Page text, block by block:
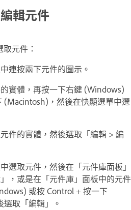
輯元件
元件：
連按兩下元件的圖示。
實體，再按一下右鍵 (Windows)
(Macintosh)，然後在快顯選單中選
件的實體，然後選取「編輯 > 編
選取元件，然後在「元件庫面板」
，或是在「元件庫」面板中的元件
或按 Control + 按一下
取「編輯」。